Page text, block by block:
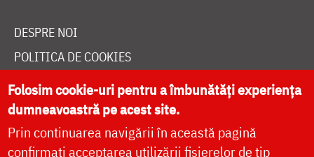
DESPRE NOI
POLITICA DE COOKIES
DONEAZĂ ONLINE PENTRU CATEDRALA NAȚIONALĂ
LIVE
Folosim cookie-uri pentru a îmbunătăți experiența
dumneavoastră pe acest site.
Prin continuarea navigării în această pagină
confirmați acceptarea utilizării fișierelor de tip